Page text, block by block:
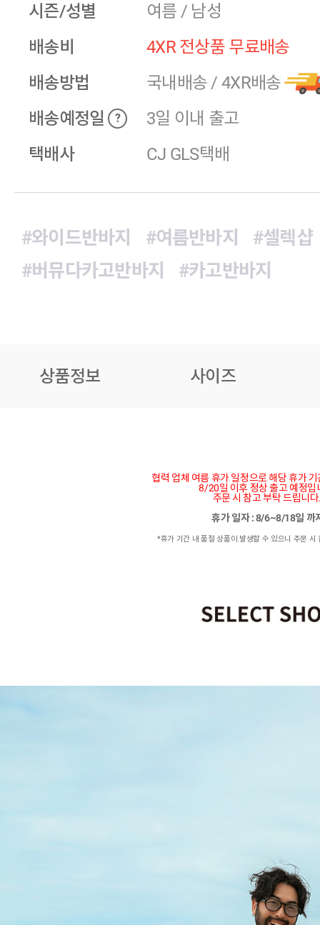
시즌/성별
여름 / 남성
배송비
4XR 전상품 무료배송
배송방법
국내배송 / 4XR배송
배송예정일
?
3일 이내 출고
택배사
CJ GLS택배
#와이드반바지 #여름반바지
#셀렉샵
#버뮤다카고반바지
#카고반바지
상품정보 사이즈
협력 업체 여름 휴가 일정으로 해당 휴가
8/20일 이후 정상 출고 예정입
주문 시 참고 부탁 드립니
휴가 일자 : 8/6~8/18일 까
*휴가 기간 내 품절 상품이 발생할 수 있으니 주문 시